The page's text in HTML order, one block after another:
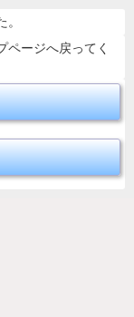
ページへ戻ってく